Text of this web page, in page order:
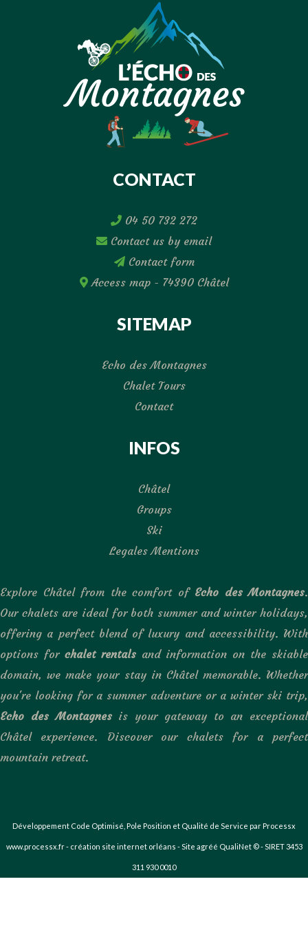
CONTACT
04 50 732 272
Contact us by email
Contact form
Access map - 74390 Châtel
SITEMAP
Echo des Montagnes
Chalet Tours
Contact
INFOS
Châtel
Groups
Ski
Legales Mentions
Explore Châtel from the comfort of Echo des Montagnes.
Our chalets are ideal for both summer and winter holidays,
offering a perfect blend of luxury and accessibility. With
options for chalet rentalsand information on the skiable
domain, we make your stay in Châtel memorable. Whether
you're looking for a summer adventure or a winter ski trip,
Echo des Montagnesis your gateway to an exceptional
Châtel experience. Discover our chalets for a perfect
mountain retreat.
Développement Code Optimisé, Pole Position et Qualité de Service par Processx
www.processx.fr - création site internet orléans - Site agréé QualiNet ©- SIRET 3453
311 930 0010